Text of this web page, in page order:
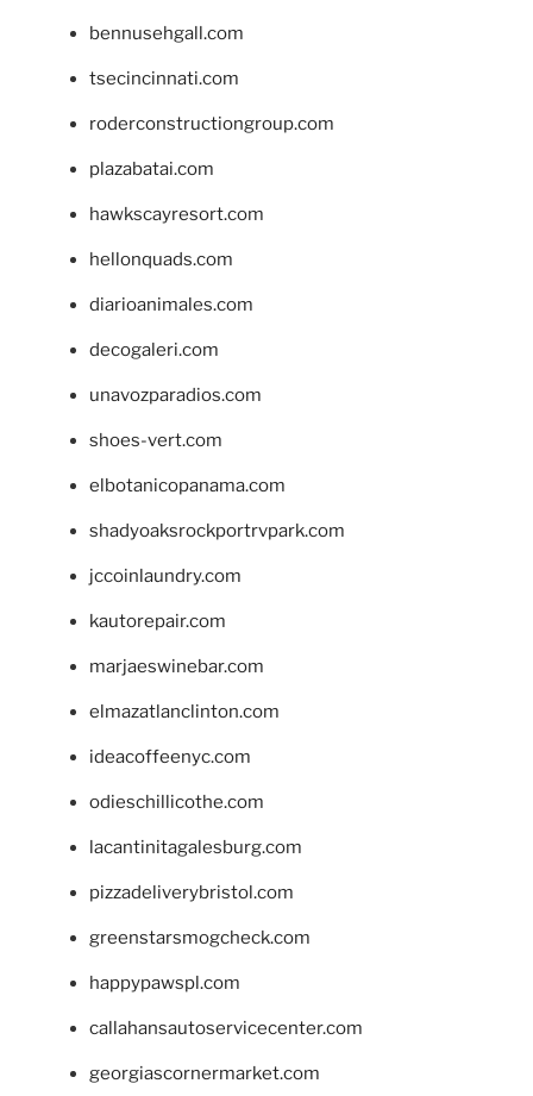
bennusehgall.com
tsecincinnati.com
roderconstructiongroup.com
plazabatai.com
hawkscayresort.com
hellonquads.com
diarioanimales.com
decogaleri.com
unavozparadios.com
shoes-vert.com
elbotanicopanama.com
shadyoaksrockportrvpark.com
jccoinlaundry.com
kautorepair.com
marjaeswinebar.com
elmazatlanclinton.com
ideacoffeenyc.com
odieschillicothe.com
lacantinitagalesburg.com
pizzadeliverybristol.com
greenstarsmogcheck.com
happypawspl.com
callahansautoservicecenter.com
georgiascornermarket.com